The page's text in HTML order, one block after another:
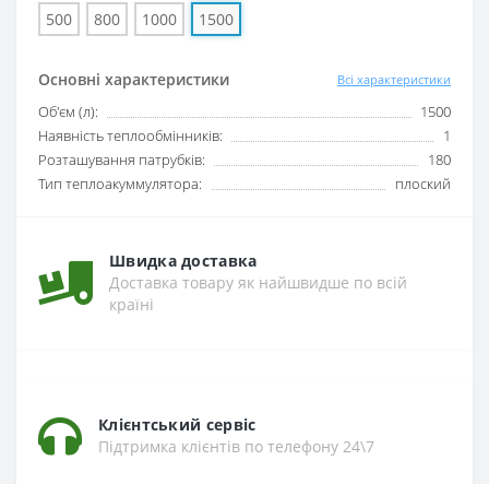
500
800 1000 1500
Основні характеристики Всі характеристики
Об'єм (л):
1500
Наявність теплообмінників:
1
Розташування патрубків:
180
Тип теплоакуммулятора:
плоский
Швидка доставка
Доставка товару як найшвидше по всій
країні
Клієнтський сервіс
Підтримка клієнтів по телефону 24\7